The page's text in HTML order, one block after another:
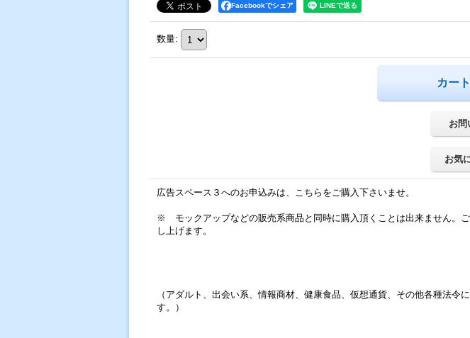
Facebookでシェア
数量:
お問
お気
広告スペース３へのお申込みは、こちらをご購入下さいませ。
※ モックアップなどの販売系商品と同時に購入頂くことは出来ません。
し上げます。
（アダルト、出会い系、情報商材、健康食品、仮想通貨、その他各種法
す。）